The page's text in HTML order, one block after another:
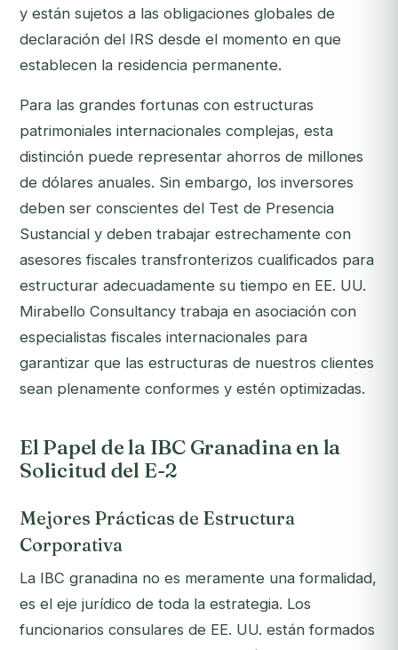
y están sujetos a las obligaciones globales de
declaración del IRS desde el momento en que
establecen la residencia permanente.
Para las grandes fortunas con estructuras
patrimoniales internacionales complejas, esta
distinción puede representar ahorros de millones
de dólares anuales. Sin embargo, los inversores
deben ser conscientes del Test de Presencia
Sustancial y deben trabajar estrechamente con
asesores fiscales transfronterizos cualificados para
estructurar adecuadamente su tiempo en EE. UU.
Mirabello Consultancy trabaja en asociación con
especialistas fiscales internacionales para
garantizar que las estructuras de nuestros clientes
sean plenamente conformes y estén optimizadas.
El Papel de la IBC Granadina en la
Solicitud del E-2
Mejores Prácticas de Estructura
Corporativa
La IBC granadina no es meramente una formalidad,
es el eje jurídico de toda la estrategia. Los
funcionarios consulares de EE. UU. están formados